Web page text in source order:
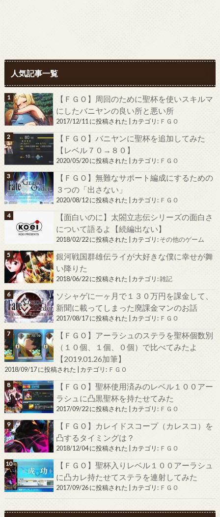
人気記事一覧
【ＦＧＯ】周回のために聖杯を使いスキルマ
にしたバニヤンの良い所と悪い所
2017/12/11 に投稿された カテゴリ: ＦＧＯ
【ＦＧＯ】バニヤンに聖杯を追加してみた
【レベル７０→８０】
2020/05/20 に投稿された カテゴリ: ＦＧＯ
【ＦＧＯ】無難なサポート編成にするための
３つの「出さない」
2020/08/12 に投稿された カテゴリ: ＦＧＯ
【面白いのに】太閤立志伝シリーズの面白さ
について語るよ【続編出ない】
2018/02/22 に投稿された カテゴリ:その他のゲーム
銀河戦国群雄伝ライが大好きな僕に幸せが舞
い降りた
2018/06/22 に投稿された カテゴリ:雑記
ソシャゲに一ヶ月で１３０万円を課金して、
新聞に載ってしまった廃課金マンのお話
2017/08/17 に投稿された カテゴリ: ＦＧＯ
【ＦＧＯ】アーラシュのステラを聖杯個数別
（１０個、１個、０個）で比べてみたよ
【2019.01.26加筆】
2018/09/17 に投稿された カテゴリ: ＦＧＯ
【ＦＧＯ】聖杯使用済みのレベル１００アー
ラシュに凸黒聖杯を持たせてみた
2017/09/22 に投稿された カテゴリ: ＦＧＯ
【ＦＧＯ】カレイドスコープ（カレスコ）を
凸するタイミングは？
2018/12/04 に投稿された カテゴリ: ＦＧＯ
【ＦＧＯ】聖杯入りレベル１００アーラシュ
に凸カレ持たせてステラを連射してみた
2017/09/26 に投稿された カテゴリ: ＦＧＯ